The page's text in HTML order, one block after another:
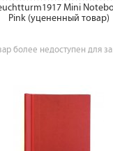
Mini
Pink (уцененный товар)
более недоступен для